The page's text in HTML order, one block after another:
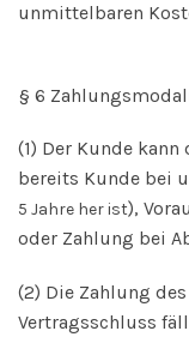
unmittelbaren
§ 6
(1) Der Kunde
bereits Kunde bei
5 Jahre her ist),
oder Zahlung bei
(2) Die Zahlung
Vertragsschluss